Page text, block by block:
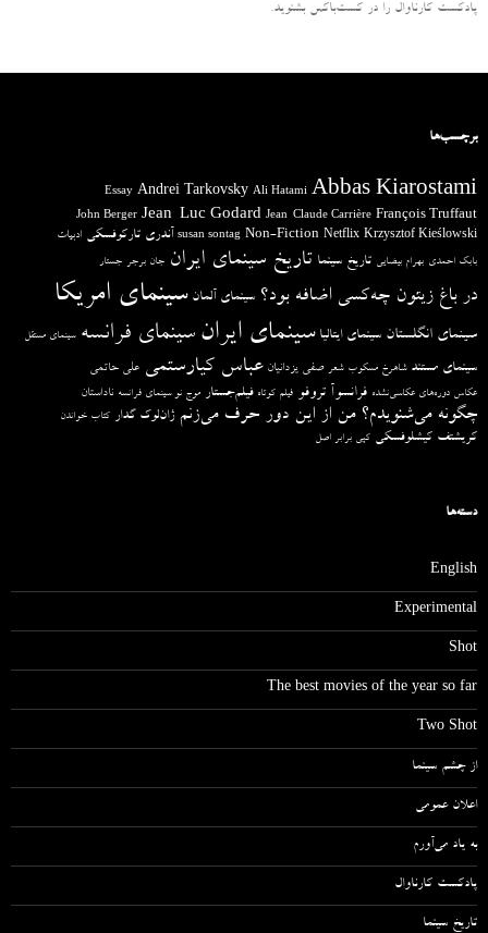
پادکست کارناوال را در کست‌باکس بشنوید.
برچسب‌ها
Abbas Kiarostami
Ali Hatami
Andrei Tarkovsky
Essay
François Truffaut
Jean-Claude Carrière
Jean-Luc Godard
John Berger
Krzysztof Kieślowski
Netflix
Non-Fiction
susan sontag آندری تارکوفسکی ادبیات
بابک احمدی بهرام بیضایی تاریخ سینما تاریخ سینمای ایران جان برجر جستار
در باغ زیتون چه‌کسی اضافه بود؟ سینمای آلمان سینمای امریکا
سینمای انگلستان سینمای ایتالیا سینمای ایران سینمای فرانسه سینمای مستقل
سینمای مستند شاهرخ مسکوب شعر صفی یزدانیان عباس کیارستمی علی حاتمی
عکاس دوره‌های عکاسی‌نشده فرانسوآ تروفو فیلم کوتاه فیلم‌جستار موج نو سینمای فرانسه ناداستان
چگونه می‌شنویدم؟ من از این دور حرف می‌زنم ژان‌لوک گدار کتاب خواندن
کریشتف کیشلوفسکی کپی برابر اصل
دسته‌ها
English
Experimental
Shot
The best movies of the year so far
Two Shot
از چشم سینما
اعلان عمومی
به یاد می‌آورم
پادکست کارناوال
تاریخ سینما